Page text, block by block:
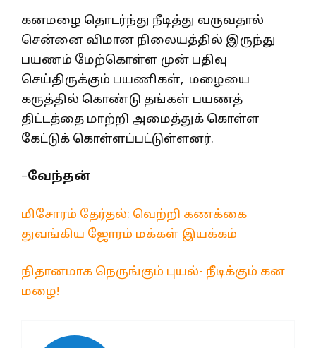
கனமழை தொடர்ந்து நீடித்து வருவதால்
சென்னை விமான நிலையத்தில் இருந்து
பயணம் மேற்கொள்ள முன் பதிவு
செய்திருக்கும் பயணிகள், மழையை
கருத்தில் கொண்டு தங்கள் பயணத்
திட்டத்தை மாற்றி அமைத்துக் கொள்ள
கேட்டுக் கொள்ளப்பட்டுள்ளனர்.
–வேந்தன்
மிசோரம் தேர்தல்: வெற்றி கணக்கை
துவங்கிய ஜோரம் மக்கள் இயக்கம்
நிதானமாக நெருங்கும் புயல்- நீடிக்கும் கன
மழை!